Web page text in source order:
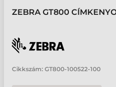
ZEBRA GT800
Cikkszám: GT800-100522-100